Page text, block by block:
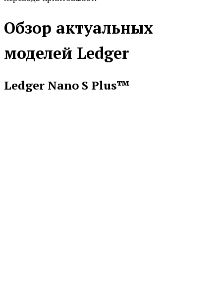
Обзор актуальных
моделей Ledger
Ledger Nano S Plus™